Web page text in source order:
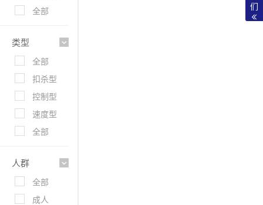
全部
类型
全部
扣杀型
控制型
速度型
全部
人群
全部
成人
们